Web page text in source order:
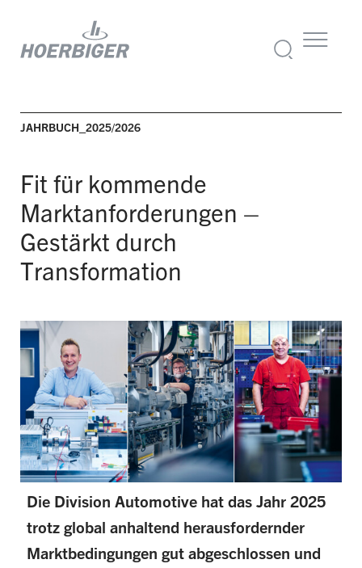
JAHRBUCH_2025/2026
Fit für kommende
Marktanforderungen –
Gestärkt durch
Transformation
Die Division Automotive hat das Jahr 2025
trotz global anhaltend herausfordernder
Marktbedingungen gut abgeschlossen und